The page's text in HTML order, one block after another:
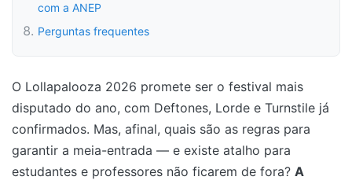
com a ANEP
Perguntas frequentes
O Lollapalooza 2026 promete ser o festival mais
disputado do ano, com Deftones, Lorde e Turnstile já
confirmados. Mas, afinal, quais são as regras para
garantir a meia-entrada — e existe atalho para
estudantes e professores não ficarem de fora? A